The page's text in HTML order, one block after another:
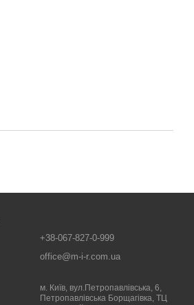
+38-067-827-0-999
office@m-i-r.com.ua
м. Київ, вул.Петропавлівська, 6,
Петропавлівська Борщагівка, ТЦ